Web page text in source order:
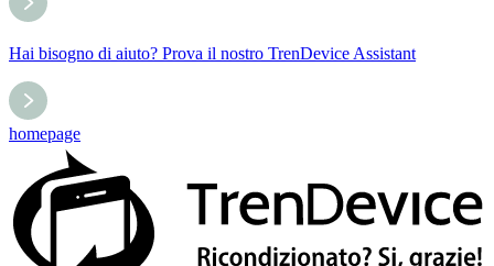
Hai bisogno di aiuto? Prova il nostro TrenDevice Assistant
homepage